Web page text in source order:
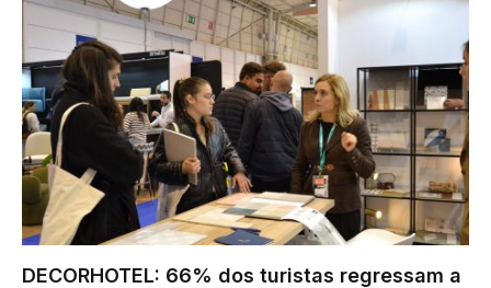
DECORHOTEL: 66% dos turistas regressam a